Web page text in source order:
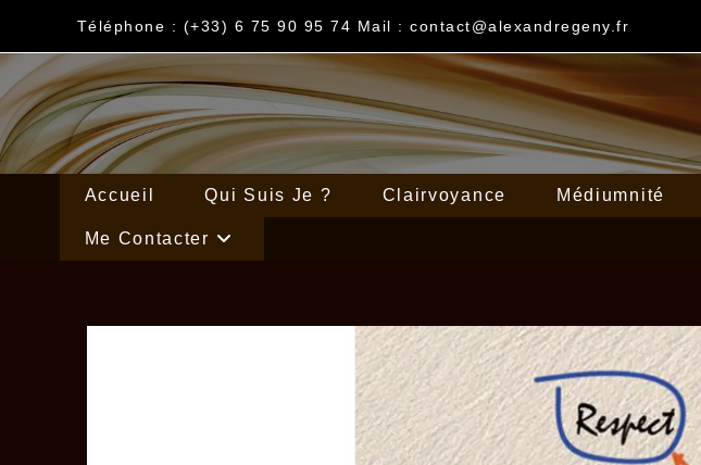
Téléphone : (+33) 6 75 90 95 74 Mail : contact@alexandregeny.fr
Accueil Qui Suis Je ? Clairvoyance Médiumnité
Me Contacter